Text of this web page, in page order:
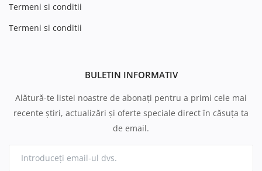
Termeni si conditii
Termeni si conditii
BULETIN INFORMATIV
Alătură-te listei noastre de abonați pentru a primi cele mai
recente știri, actualizări și oferte speciale direct în căsuța ta
de email.